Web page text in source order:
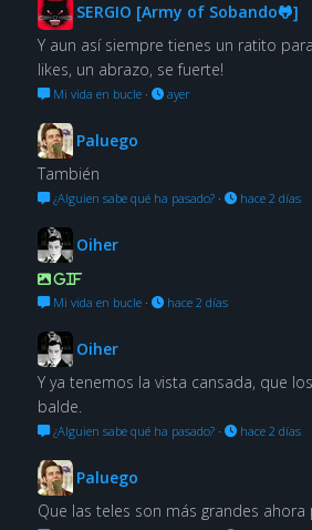
SERGIO [Army of Sobando🐸]
Y aun así siempre tienes un ratito
likes, un abrazo, se fuerte!
Mi vida en bucle· ayer
Paluego
También
¿Alguien sabe qué ha pasado?· hace 2 días
Oiher
GIF
Mi vida en bucle· hace 2 días
Oiher
Y ya tenemos la vista cansada, que
balde.
¿Alguien sabe qué ha pasado?· hace 2 días
Paluego
Que las teles son más grandes ahora